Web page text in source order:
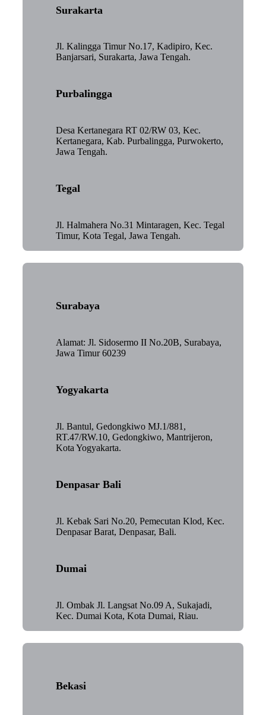
Surakarta
Jl. Kalingga Timur No.17, Kadipiro, Kec.
Banjarsari, Surakarta, Jawa Tengah.
Purbalingga
Desa Kertanegara RT 02/RW 03, Kec.
Kertanegara, Kab. Purbalingga, Purwokerto,
Jawa Tengah.
Tegal
Jl. Halmahera No.31 Mintaragen, Kec. Tegal
Timur, Kota Tegal, Jawa Tengah.
Surabaya
Alamat: Jl. Sidosermo II No.20B, Surabaya,
Jawa Timur 60239
Yogyakarta
Jl. Bantul, Gedongkiwo MJ.1/881,
RT.47/RW.10, Gedongkiwo, Mantrijeron,
Kota Yogyakarta.
Denpasar Bali
Jl. Kebak Sari No.20, Pemecutan Klod, Kec.
Denpasar Barat, Denpasar, Bali.
Dumai
Jl. Ombak Jl. Langsat No.09 A, Sukajadi,
Kec. Dumai Kota, Kota Dumai, Riau.
Bekasi